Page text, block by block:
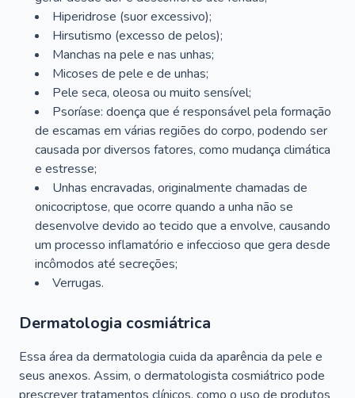
Hiperidrose (suor excessivo);
Hirsutismo (excesso de pelos);
Manchas na pele e nas unhas;
Micoses de pele e de unhas;
Pele seca, oleosa ou muito sensível;
Psoríase: doença que é responsável pela formação
de escamas em várias regiões do corpo, podendo ser
causada por diversos fatores, como mudança climática
e estresse;
Unhas encravadas, originalmente chamadas de
onicocriptose, que ocorre quando a unha não se
desenvolve devido ao tecido que a envolve, causando
um processo inflamatório e infeccioso que gera desde
incômodos até secreções;
Verrugas.
Dermatologia cosmiátrica
Essa área da dermatologia cuida da aparência da pele e
seus anexos. Assim, o dermatologista cosmiátrico pode